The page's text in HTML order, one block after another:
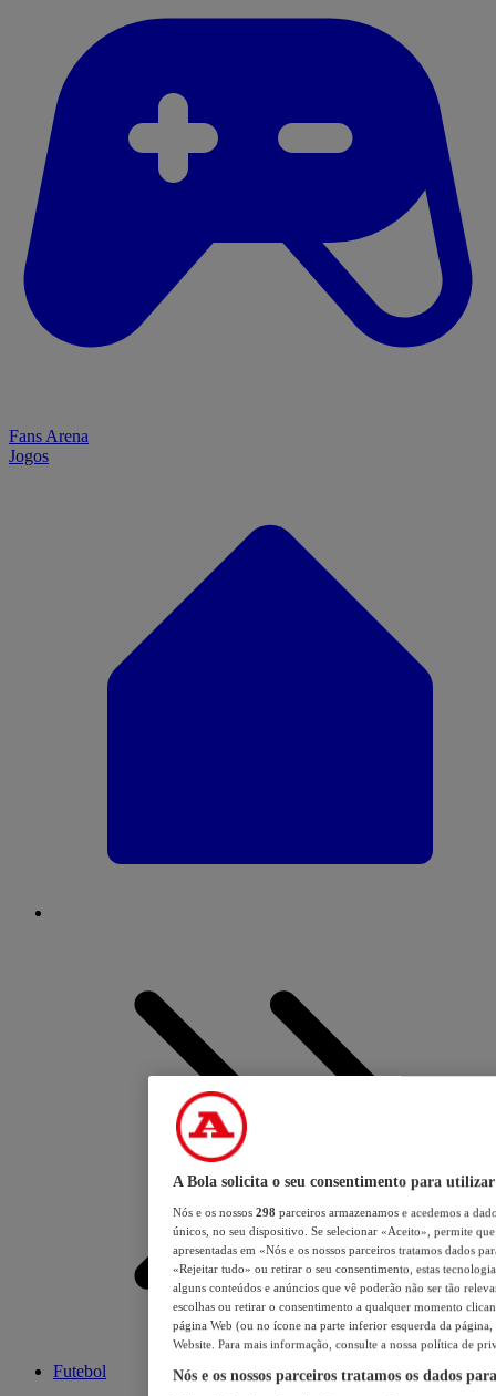
Fans Arena
Jogos
Futebol
A Bola solicita o seu consentimento para utilizar
Nós e os nossos 298 parceiros armazenamos e acedemos a
únicos, no seu dispositivo. Se selecionar «Aceito», permite
apresentadas em «Nós e os nossos parceiros tratamos dados
«Rejeitar tudo» ou retirar o seu consentimento, estas
alguns conteúdos e anúncios que vê poderão não ser tão
escolhas ou retirar o consentimento a qualquer momento
página Web (ou no ícone na parte inferior esquerda da página,
Website. Para mais informação, consulte a nossa política de
Nós e os nossos parceiros tratamos os dados